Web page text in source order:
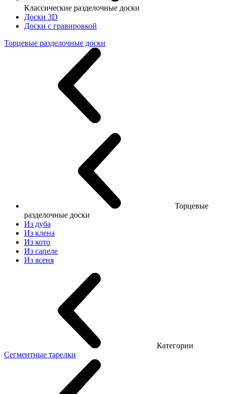
Классические разделочные доски
Доски 3D
Доски с гравировкой
Торцевые разделочные доски
Торцевые
разделочные доски
Из дуба
Из клена
Из кото
Из сапеле
Из ясеня
Категории
Сегментные тарелки